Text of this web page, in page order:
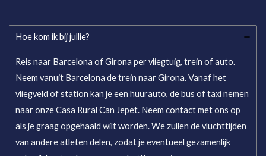
Hoe kom ik bij jullie?
Reis naar Barcelona of Girona per vliegtuig, trein of auto.
Neem vanuit Barcelona de trein naar Girona. Vanaf het
vliegveld of station kan je een huurauto, de bus of taxi nemen
naar onze Casa Rural Can Jepet. Neem contact met ons op
als je graag opgehaald wilt worden. We zullen de vluchttijden
van andere atleten delen, zodat je eventueel gezamenlijk